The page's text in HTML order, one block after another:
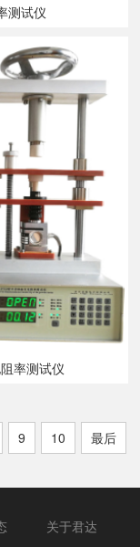
测试仪
率测试仪
9 10 最后
关于君达